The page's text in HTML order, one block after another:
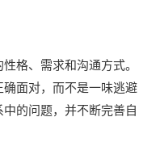
格、需求和沟通方式。
面对，而不是一味逃避
的问题，并不断完善自